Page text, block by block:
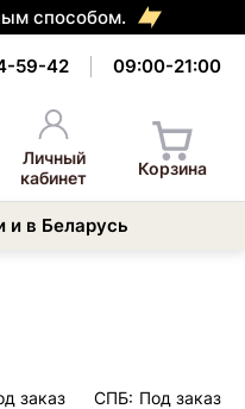
способом.
59-42 09:00-21:00
Личный
кабинет
Корзина
и в Беларусь
заказ СПБ: Под заказ